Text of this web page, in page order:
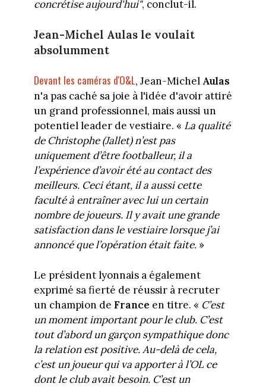
concrétise aujourd'hui", conclut-il.
Jean-Michel Aulas le voulait
absolumment
Devant les caméras d'O&L, Jean-Michel Aulas
n'a pas caché sa joie à l'idée d'avoir attiré
un grand professionnel, mais aussi un
potentiel leader de vestiaire. « La qualité
de Christophe (Jallet) n’est pas
uniquement d’être footballeur, il a
l’expérience d’avoir été au contact des
meilleurs. Ceci étant, il a aussi cette
faculté à entraîner avec lui un certain
nombre de joueurs. Il y avait une grande
satisfaction dans le vestiaire lorsque j’ai
annoncé que l’opération était faite.»
Le président lyonnais a également
exprimé sa fierté de réussir à recruter
un champion de France en titre. « C’est
un moment important pour le club. C’est
tout d’abord un garçon sympathique donc
la relation est positive. Au-delà de cela,
c’est un joueur qui va apporter à l’OL ce
dont le club avait besoin. C’est un